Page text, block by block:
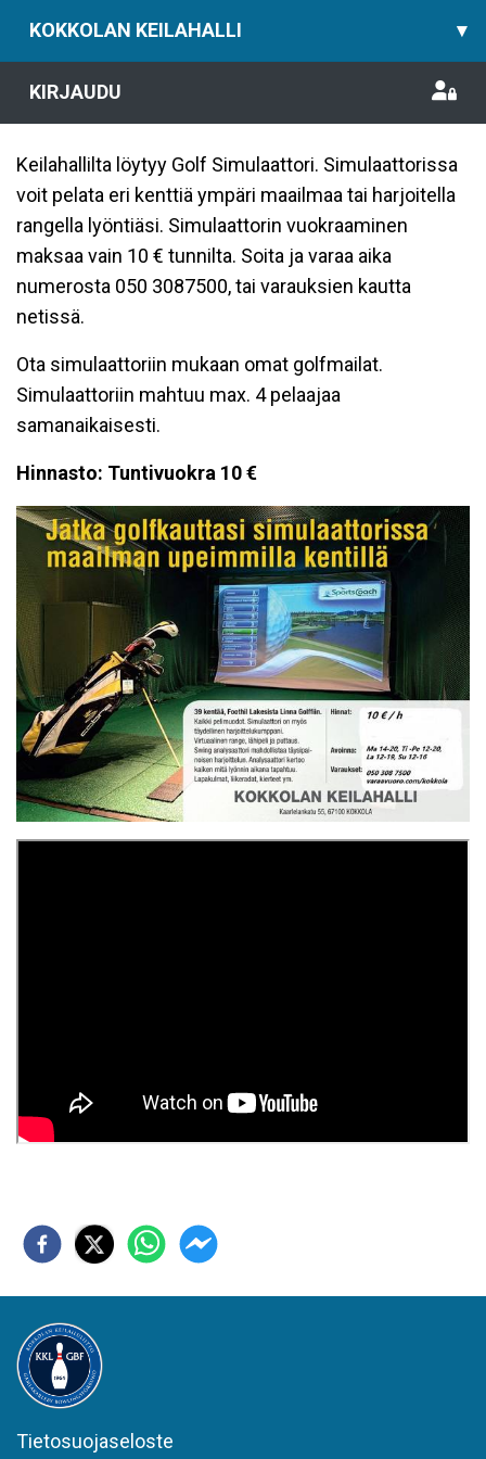
KOKKOLAN KEILAHALLI ▾
KIRJAUDU
Keilahallilta löytyy Golf Simulaattori. Simulaattorissa
voit pelata eri kenttiä ympäri maailmaa tai harjoitella
rangella lyöntiäsi. Simulaattorin vuokraaminen
maksaa vain 10 € tunnilta. Soita ja varaa aika
numerosta 050 3087500, tai varauksien kautta
netissä.
Ota simulaattoriin mukaan omat golfmailat.
Simulaattoriin mahtuu max. 4 pelaajaa
samanaikaisesti.
Hinnasto: Tuntivuokra 10 €
Tietosuojaseloste